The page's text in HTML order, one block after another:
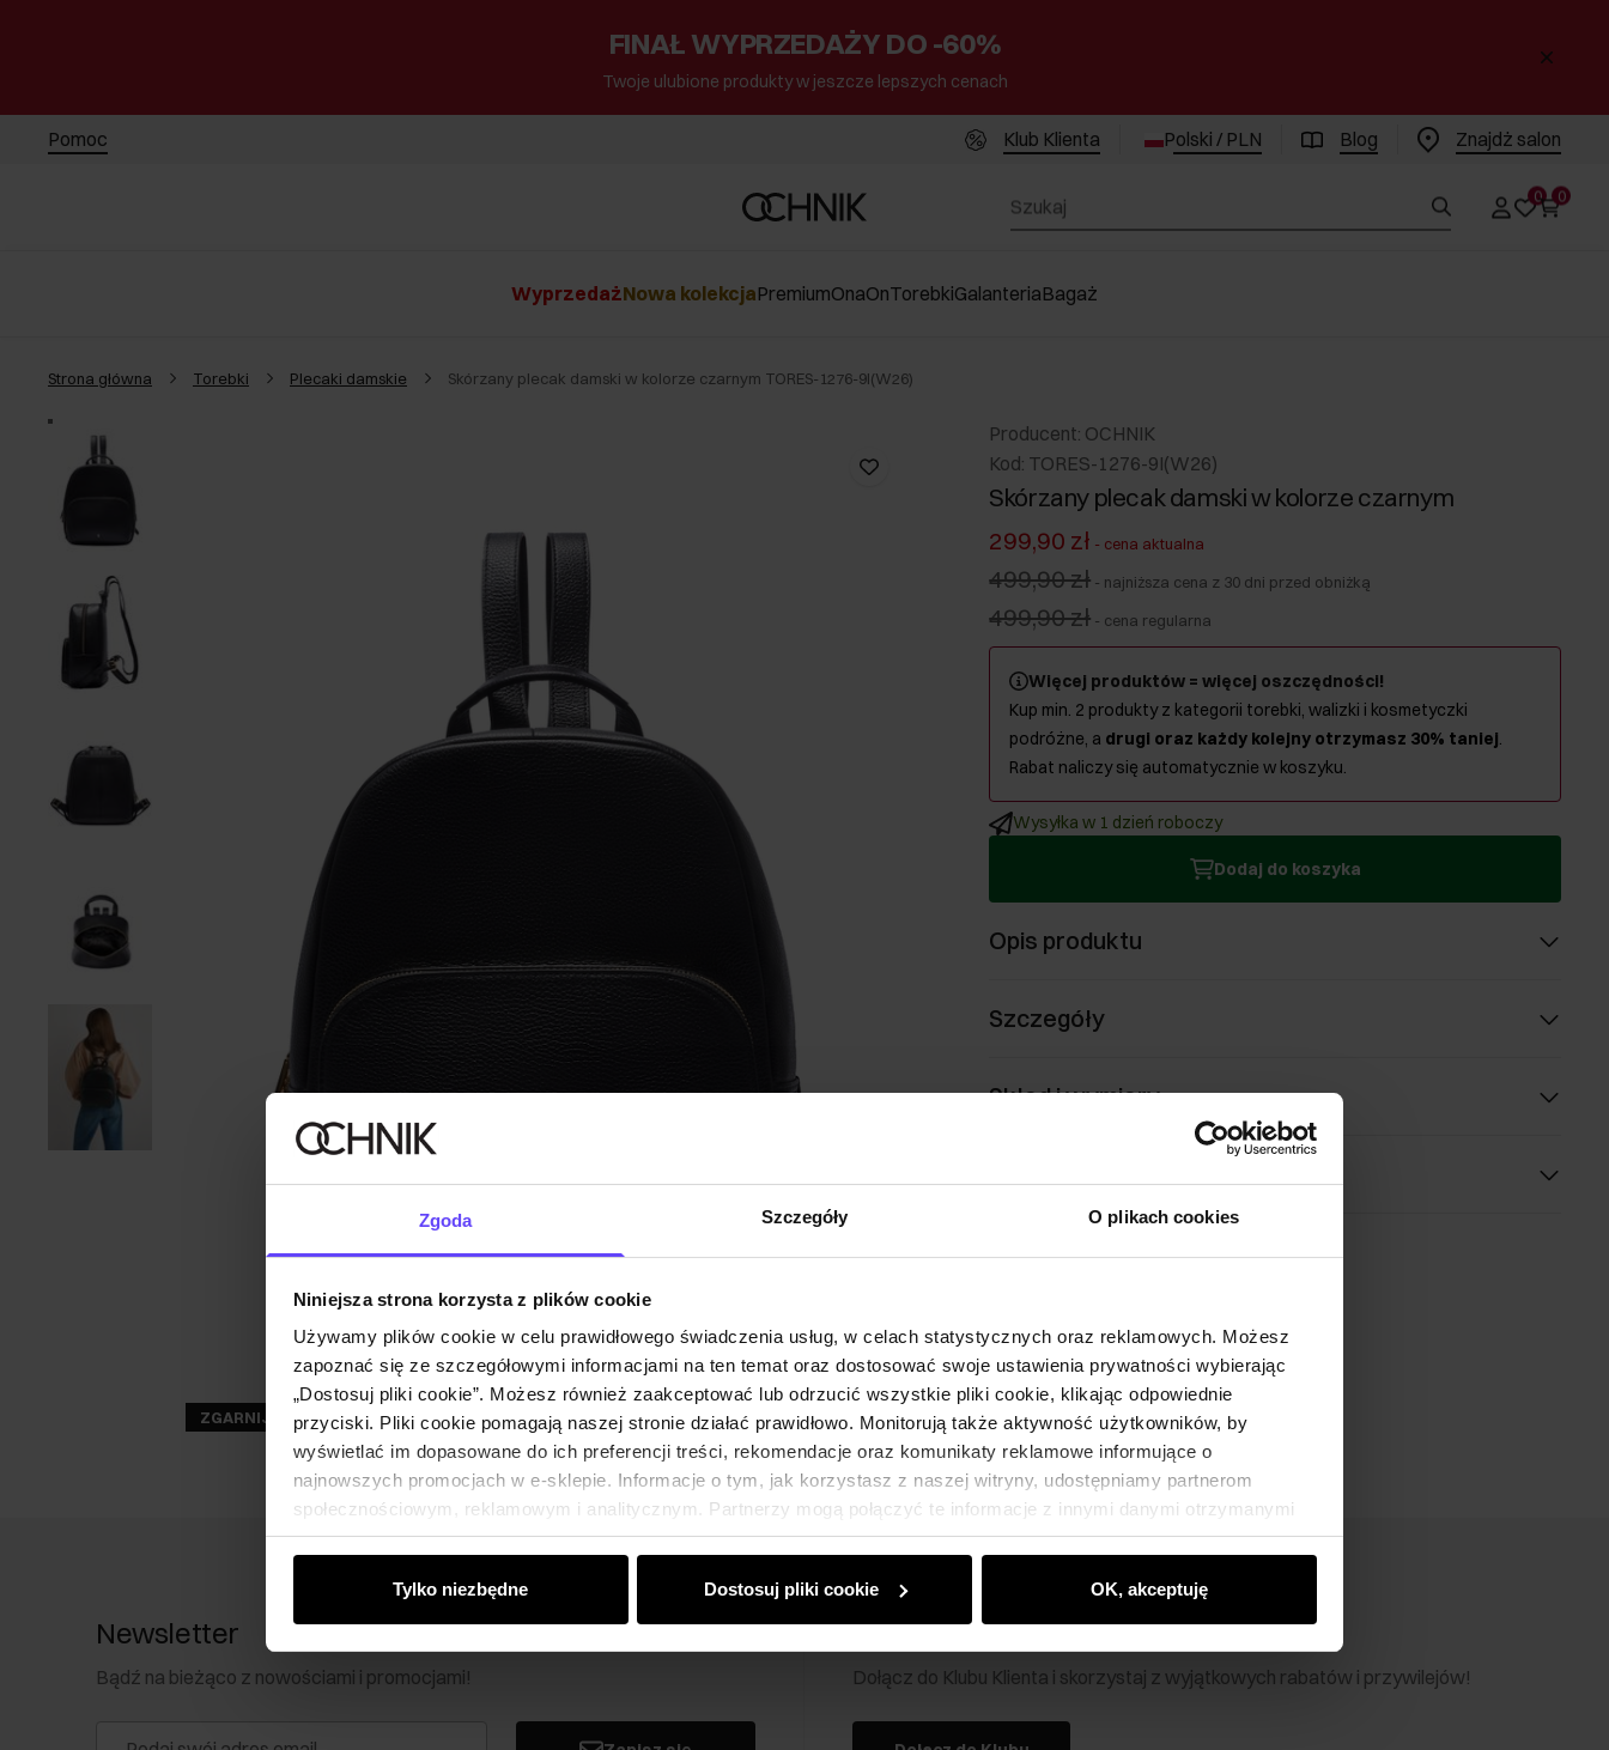
Zgoda Szczegóły O plikach cookies
Niniejsza strona korzysta z plików cookie
Używamy plików cookie w celu prawidłowego świadczenia usług, w celach statystycznych oraz reklamowych. Możesz
zapoznać się ze szczegółowymi informacjami na ten temat oraz dostosować swoje ustawienia prywatności wybierając
„Dostosuj pliki cookie”. Możesz również zaakceptować lub odrzucić wszystkie pliki cookie, klikając odpowiednie
przyciski. Pliki cookie pomagają naszej stronie działać prawidłowo. Monitorują także aktywność użytkowników, by
wyświetlać im dopasowane do ich preferencji treści, rekomendacje oraz komunikaty reklamowe informujące o
najnowszych promocjach w e-sklepie. Informacje o tym, jak korzystasz z naszej witryny, udostępniamy partnerom
społecznościowym, reklamowym i analitycznym. Partnerzy mogą połączyć te informacje z innymi danymi otrzymanymi
od Ciebie lub uzyskanymi podczas korzystania z ich usług.
Tylko niezbędne Dostosuj pliki cookie OK, akceptuję
FINAŁ WYPRZEDAŻY DO -60%
Twoje ulubione produkty w jeszcze lepszych cenach
Pomoc Klub Klienta Polski / PLN Blog Znajdż salon
0 0
WyprzedażNowa kolekcjaPremiumOnaOnTorebkiGalanteriaBagaż
Strona główna Torebki Plecaki damskie Skórzany plecak damski w kolorze czarnym TORES-1276-9I(W26)
ZGARNIJ -30%
Producent: OCHNIK
Kod: TORES-1276-9I(W26)
Skórzany plecak damski w kolorze czarnym
299,90 zł - cena aktualna
499,90 zł - najniższa cena z 30 dni przed obniżką
499,90 zł - cena regularna
Więcej produktów = więcej oszczędności!
Kup min. 2 produkty z kategorii torebki, walizki i kosmetyczki
podróżne, a drugi oraz każdy kolejny otrzymasz 30% taniej.
Rabat naliczy się automatycznie w koszyku.
Wysyłka w 1 dzień roboczy
Dodaj do koszyka
Opis produktu
Szczegóły
Skład i wymiary
Newsletter
Bądź na bieżąco z nowościami i promocjami!
Klub Klienta Ochnik
Dołącz do Klubu Klienta i skorzystaj z wyjątkowych rabatów i przywilejów!